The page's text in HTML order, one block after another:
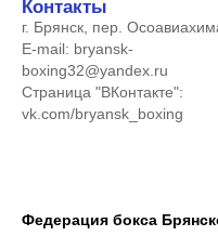
Контакты
г. Брянск, пер.
E-mail: bryansk-
boxing32@yandex.ru
Страница "ВКонтакте":
vk.com/bryansk_boxing
Федерация бокса